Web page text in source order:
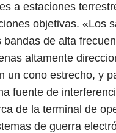
a estaciones
objetivas. «Los
bandas de alta
altamente
un cono estrecho, y
fuente de
de la terminal de
de guerra